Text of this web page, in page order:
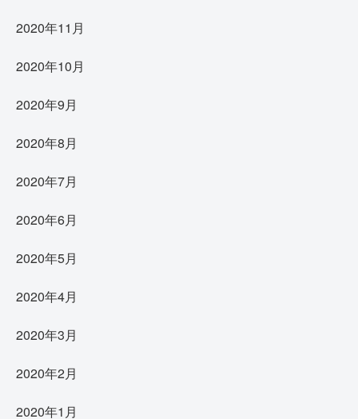
2020年11月
2020年10月
2020年9月
2020年8月
2020年7月
2020年6月
2020年5月
2020年4月
2020年3月
2020年2月
2020年1月